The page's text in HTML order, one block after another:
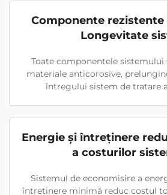
Componente rezistente
Longevitate
Toate componentele sistemului
materiale anticorosive,
întregului sistem de tratare
Energie și întreținere
a costurilor
Sistemul de economisire a
întreținere minimă reduc costul